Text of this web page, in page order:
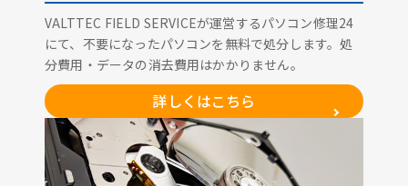
VALTTEC FIELD SERVICEが運営するパソコン修理24
にて、不要になったパソコンを無料で処分します。処
分費用・データの消去費用はかかりません。
詳しくはこちら